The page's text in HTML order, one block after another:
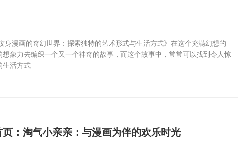
身漫画的奇幻世界：探索独特的艺术形式与生活方式》在这个充满幻想的
想象力去编织一个又一个神奇的故事，而这个故事中，常常可以找到令人惊
生活方式
：淘气小亲亲：与漫画为伴的欢乐时光